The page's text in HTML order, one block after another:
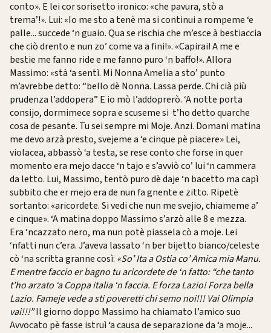
conto». E lei cor sorisetto ironico: «che pavura, stò a
trema’!». Lui: «Io me sto a tenè ma si continui a rompeme ‘e
palle... succede ‘n guaio. Qua se rischia che m’esce à bestiaccia
che ciò drento e nun zo’ come va a fini!». «Capirai! A me e
bestie me fanno ride e me fanno puro ‘n baffo!». Allora
Massimo: «stà ‘a sentì. Mi Nonna Amelia a sto’ punto
m’avrebbe detto: “bello dè Nonna. Lassa perde. Chi cià più
prudenza l’addopera” E io mò l’addoprerò. ‘A notte porta
consijo, dormimece sopra e scuseme si t’ho detto quarche
cosa de pesante. Tu sei sempre mi Moje. Anzi. Domani matina
me devo arzà presto, svejeme a ‘e cinque pè piacere» Lei,
violacea, abbassò ‘a testa, se rese conto che forse in quer
momento era mejo dacce ‘n tajo e s’avviò co’ lui ‘n cammera
da letto. Lui, Massimo, tentò puro dè daje ‘n bacetto ma capì
subbito che er mejo era de nun fa gnente e zitto. Ripetè
sortanto: «aricordete. Si vedi che nun me svejio, chiameme a’
e cinque». ‘A matina doppo Massimo s’arzò alle 8 e mezza.
Era ‘ncazzato nero, ma nun potè piassela cò a moje. Lei
‘nfatti nun c’era. J’aveva lassato ‘n ber bijetto bianco/celeste
cò ‘na scritta granne così: «So’ Ita a Ostia co’ Amica mia Manu.
E mentre faccio er bagno tu aricordete de ‘n fatto: “che tanto
t’ho arzato ‘a Coppa italia ‘n faccia. E forza Lazio! Forza bella
Lazio. Fameje vede a sti poveretti chi semo noi!!! Vai Olimpia
vai!!!”Il giorno doppo Massimo ha chiamato l’amico suo
Avvocato pè fasse istruì ‘a causa de separazione da ‘a moje...